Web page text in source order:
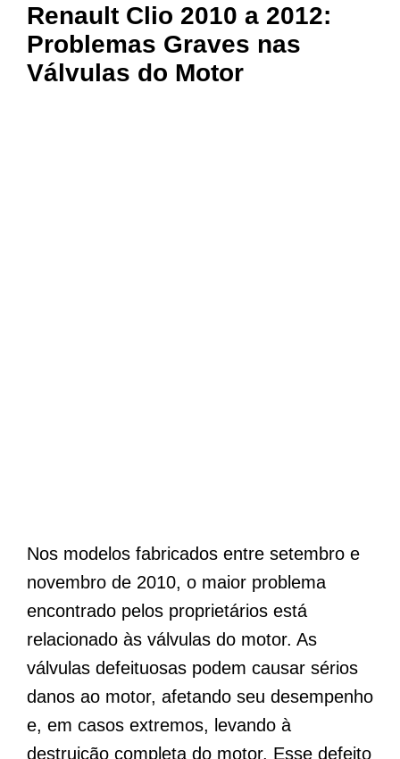
Renault Clio 2010 a 2012:
Problemas Graves nas
Válvulas do Motor
Nos modelos fabricados entre setembro e
novembro de 2010, o maior problema
encontrado pelos proprietários está
relacionado às válvulas do motor. As
válvulas defeituosas podem causar sérios
danos ao motor, afetando seu desempenho
e, em casos extremos, levando à
destruição completa do motor. Esse defeito